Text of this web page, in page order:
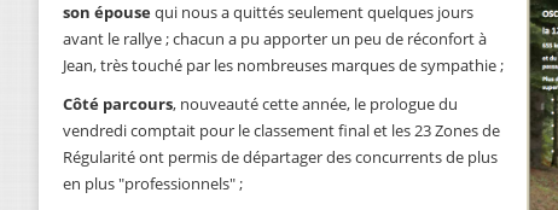
son épousequi nous a quittés seulement quelques jours
avant le rallye ; chacun a pu apporter un peu de réconfort à
Jean, très touché par les nombreuses marques de sympathie ;
Côté parcours, nouveauté cette année, le prologue du
vendredi comptait pour le classement final et les 23 Zones de
Régularité ont permis de départager des concurrents de plus
en plus "professionnels" ;